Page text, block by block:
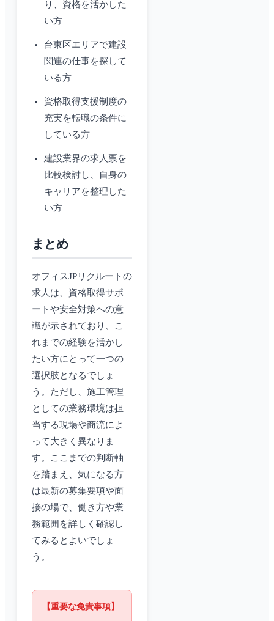
り、資格を活かした
い方
台東区エリアで建設
関連の仕事を探して
いる方
資格取得支援制度の
充実を転職の条件に
している方
建設業界の求人票を
比較検討し、自身の
キャリアを整理した
い方
まとめ
オフィスJPリクルートの
求人は、資格取得サポ
ートや安全対策への意
識が示されており、こ
れまでの経験を活かし
たい方にとって一つの
選択肢となるでしょ
う。ただし、施工管理
としての業務環境は担
当する現場や商流によ
って大きく異なりま
す。ここまでの判断軸
を踏まえ、気になる方
は最新の募集要項や面
接の場で、働き方や業
務範囲を詳しく確認し
てみるとよいでしょ
う。
【重要な免責事項】